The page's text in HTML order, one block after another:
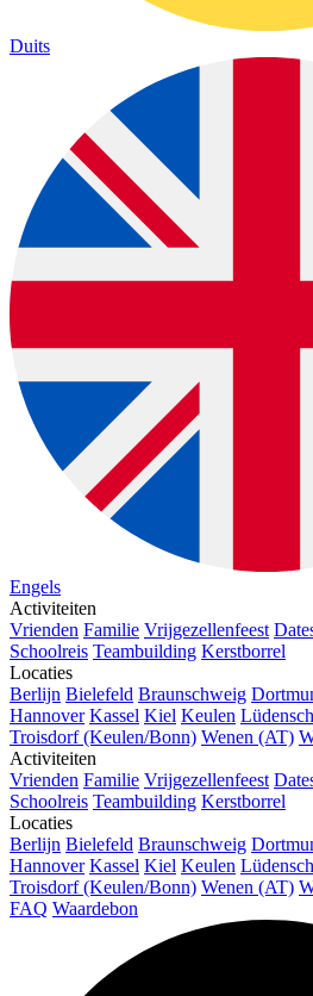
Duits
Engels
Activiteiten
Vrienden Familie Vrijgezellenfeest
Schoolreis Teambuilding Kerstborrel
Locaties
Berlijn Bielefeld Braunschweig
Hannover Kassel Kiel Keulen
Troisdorf (Keulen/Bonn) Wenen (AT)
Activiteiten
Vrienden Familie Vrijgezellenfeest
Schoolreis Teambuilding Kerstborrel
Locaties
Berlijn Bielefeld Braunschweig
Hannover Kassel Kiel Keulen
Troisdorf (Keulen/Bonn) Wenen (AT)
FAQ Waardebon